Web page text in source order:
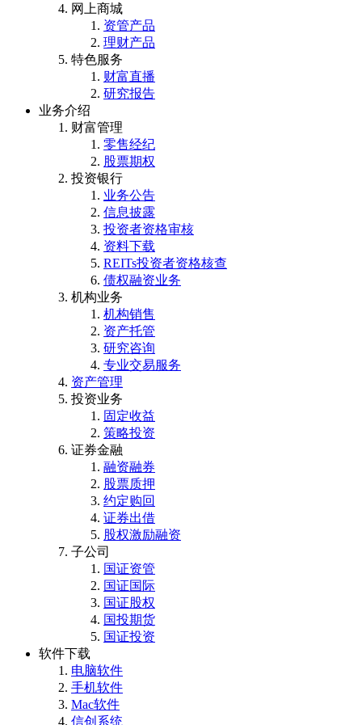
网上商城
资管产品
理财产品
特色服务
财富直播
研究报告
业务介绍
财富管理
零售经纪
股票期权
投资银行
业务公告
信息披露
投资者资格审核
资料下载
REITs投资者资格核查
债权融资业务
机构业务
机构销售
资产托管
研究咨询
专业交易服务
资产管理
投资业务
固定收益
策略投资
证券金融
融资融券
股票质押
约定购回
证券出借
股权激励融资
子公司
国证资管
国证国际
国证股权
国投期货
国证投资
软件下载
电脑软件
手机软件
Mac软件
信创系统